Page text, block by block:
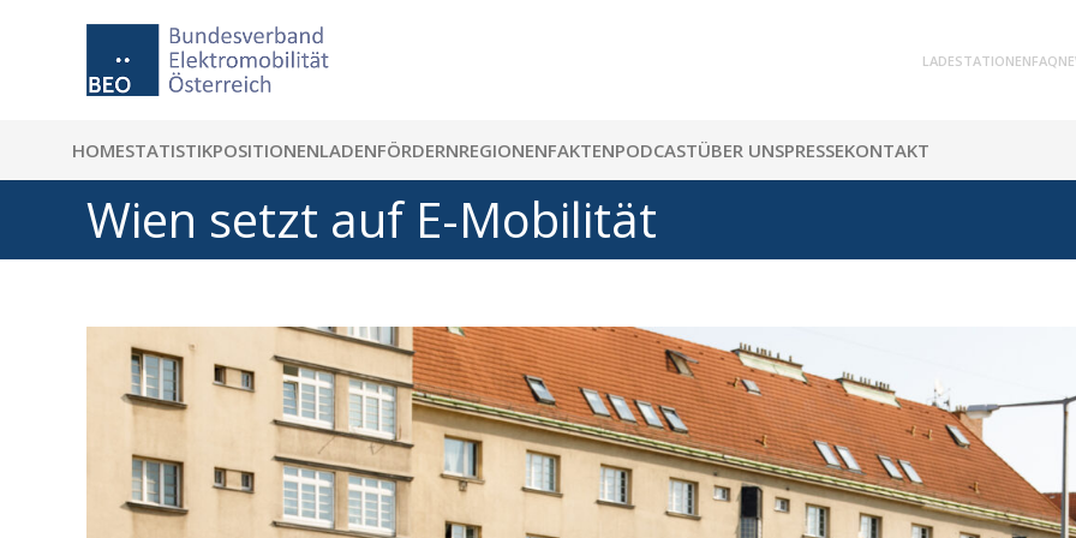
LADESTATIONENFAQ
HOMESTATISTIKPOSITIONENLADENFÖRDERNREGIONENFAKTENPODCASTÜBER UNSPRESSEKONTAKT
Wien setzt auf E-Mobilität